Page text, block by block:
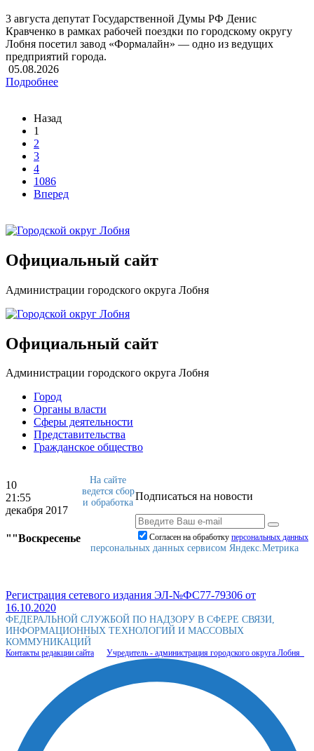
3 августа депутат Государственной Думы РФ Денис
Кравченко в рамках рабочей поездки по городскому округу
Лобня посетил завод «Формалайн» — одно из ведущих
предприятий города.
05.08.2026
Подробнее
Назад
1
2
3
4
1086
Вперед
Официальный сайт
Администрации городского округа Лобня
Официальный сайт
Администрации городского округа Лобня
Город
Органы власти
Сферы деятельности
Представительства
Гражданское общество
10
21:55
декабря 2017
""Воскресенье
Подписаться на новости
Согласен на обработку персональныx данных
На сайте
ведется сбор
и обработка
персональных данных сервисом Яндекс.Метрика
Регистрация сетевого издания ЭЛ-№ФС77-79306 от
16.10.2020
ФЕДЕРАЛЬНОЙ СЛУЖБОЙ ПО НАДЗОРУ В СФЕРЕ СВЯЗИ,
ИНФОРМАЦИОННЫХ ТЕХНОЛОГИЙ И МАССОВЫХ
КОММУНИКАЦИЙ
Контакты редакции сайта Учредитель - администрация городского округа Лобня